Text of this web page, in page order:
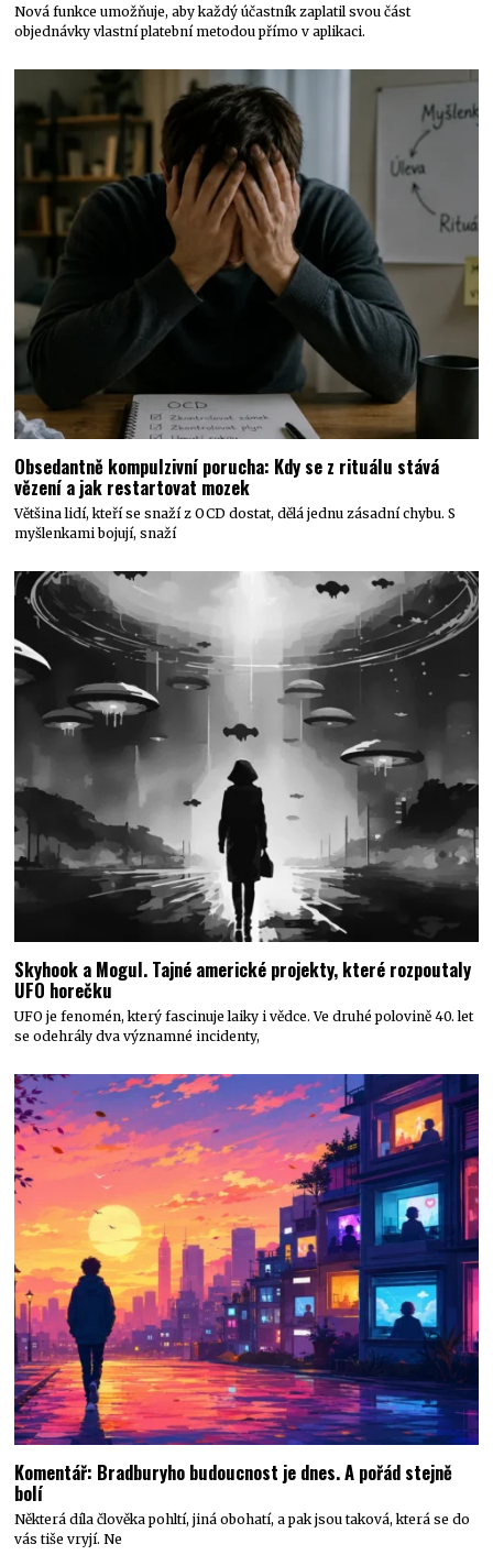
Nová funkce umožňuje, aby každý účastník zaplatil svou část
objednávky vlastní platební metodou přímo v aplikaci.
Obsedantně kompulzivní porucha: Kdy se z rituálu stává
vězení a jak restartovat mozek
Většina lidí, kteří se snaží z OCD dostat, dělá jednu zásadní chybu. S
myšlenkami bojují, snaží
Skyhook a Mogul. Tajné americké projekty, které rozpoutaly
UFO horečku
UFO je fenomén, který fascinuje laiky i vědce. Ve druhé polovině 40. let
se odehrály dva významné incidenty,
Komentář: Bradburyho budoucnost je dnes. A pořád stejně
bolí
Některá díla člověka pohltí, jiná obohatí, a pak jsou taková, která se do
vás tiše vryjí. Ne